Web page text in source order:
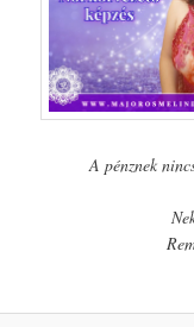
A pénznek